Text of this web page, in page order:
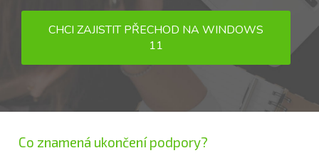
CHCI ZAJISTIT PŘECHOD NA WINDOWS
11
Co znamená ukončení podpory?